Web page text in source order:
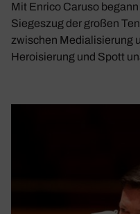
Mit Enrico Caruso
Siegeszug der großen
zwischen Medialisierung
Heroisierung und Spott